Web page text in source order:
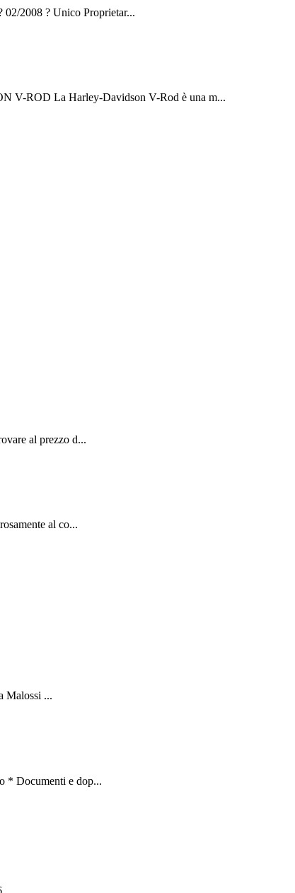
2008 ? Unico Proprietar...
V-ROD La Harley-Davidson V-Rod è una m...
al prezzo d...
al co...
Malossi ...
* Documenti e dop...